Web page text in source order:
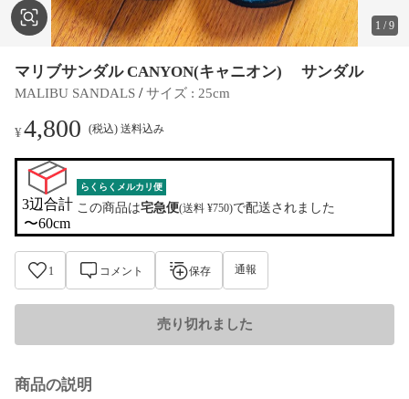
1 /9
マリブサンダル CANYON(キャニオン) サンダル
MALIBU SANDALS / サイズ : 25cm
¥4,800 (税込) 送料込み
3辺合計
〜60cm
らくらくメルカリ便
この商品は宅急便(送料 ¥750)で配送されました
1 コメント 保存 通報
売り切れました
商品の説明